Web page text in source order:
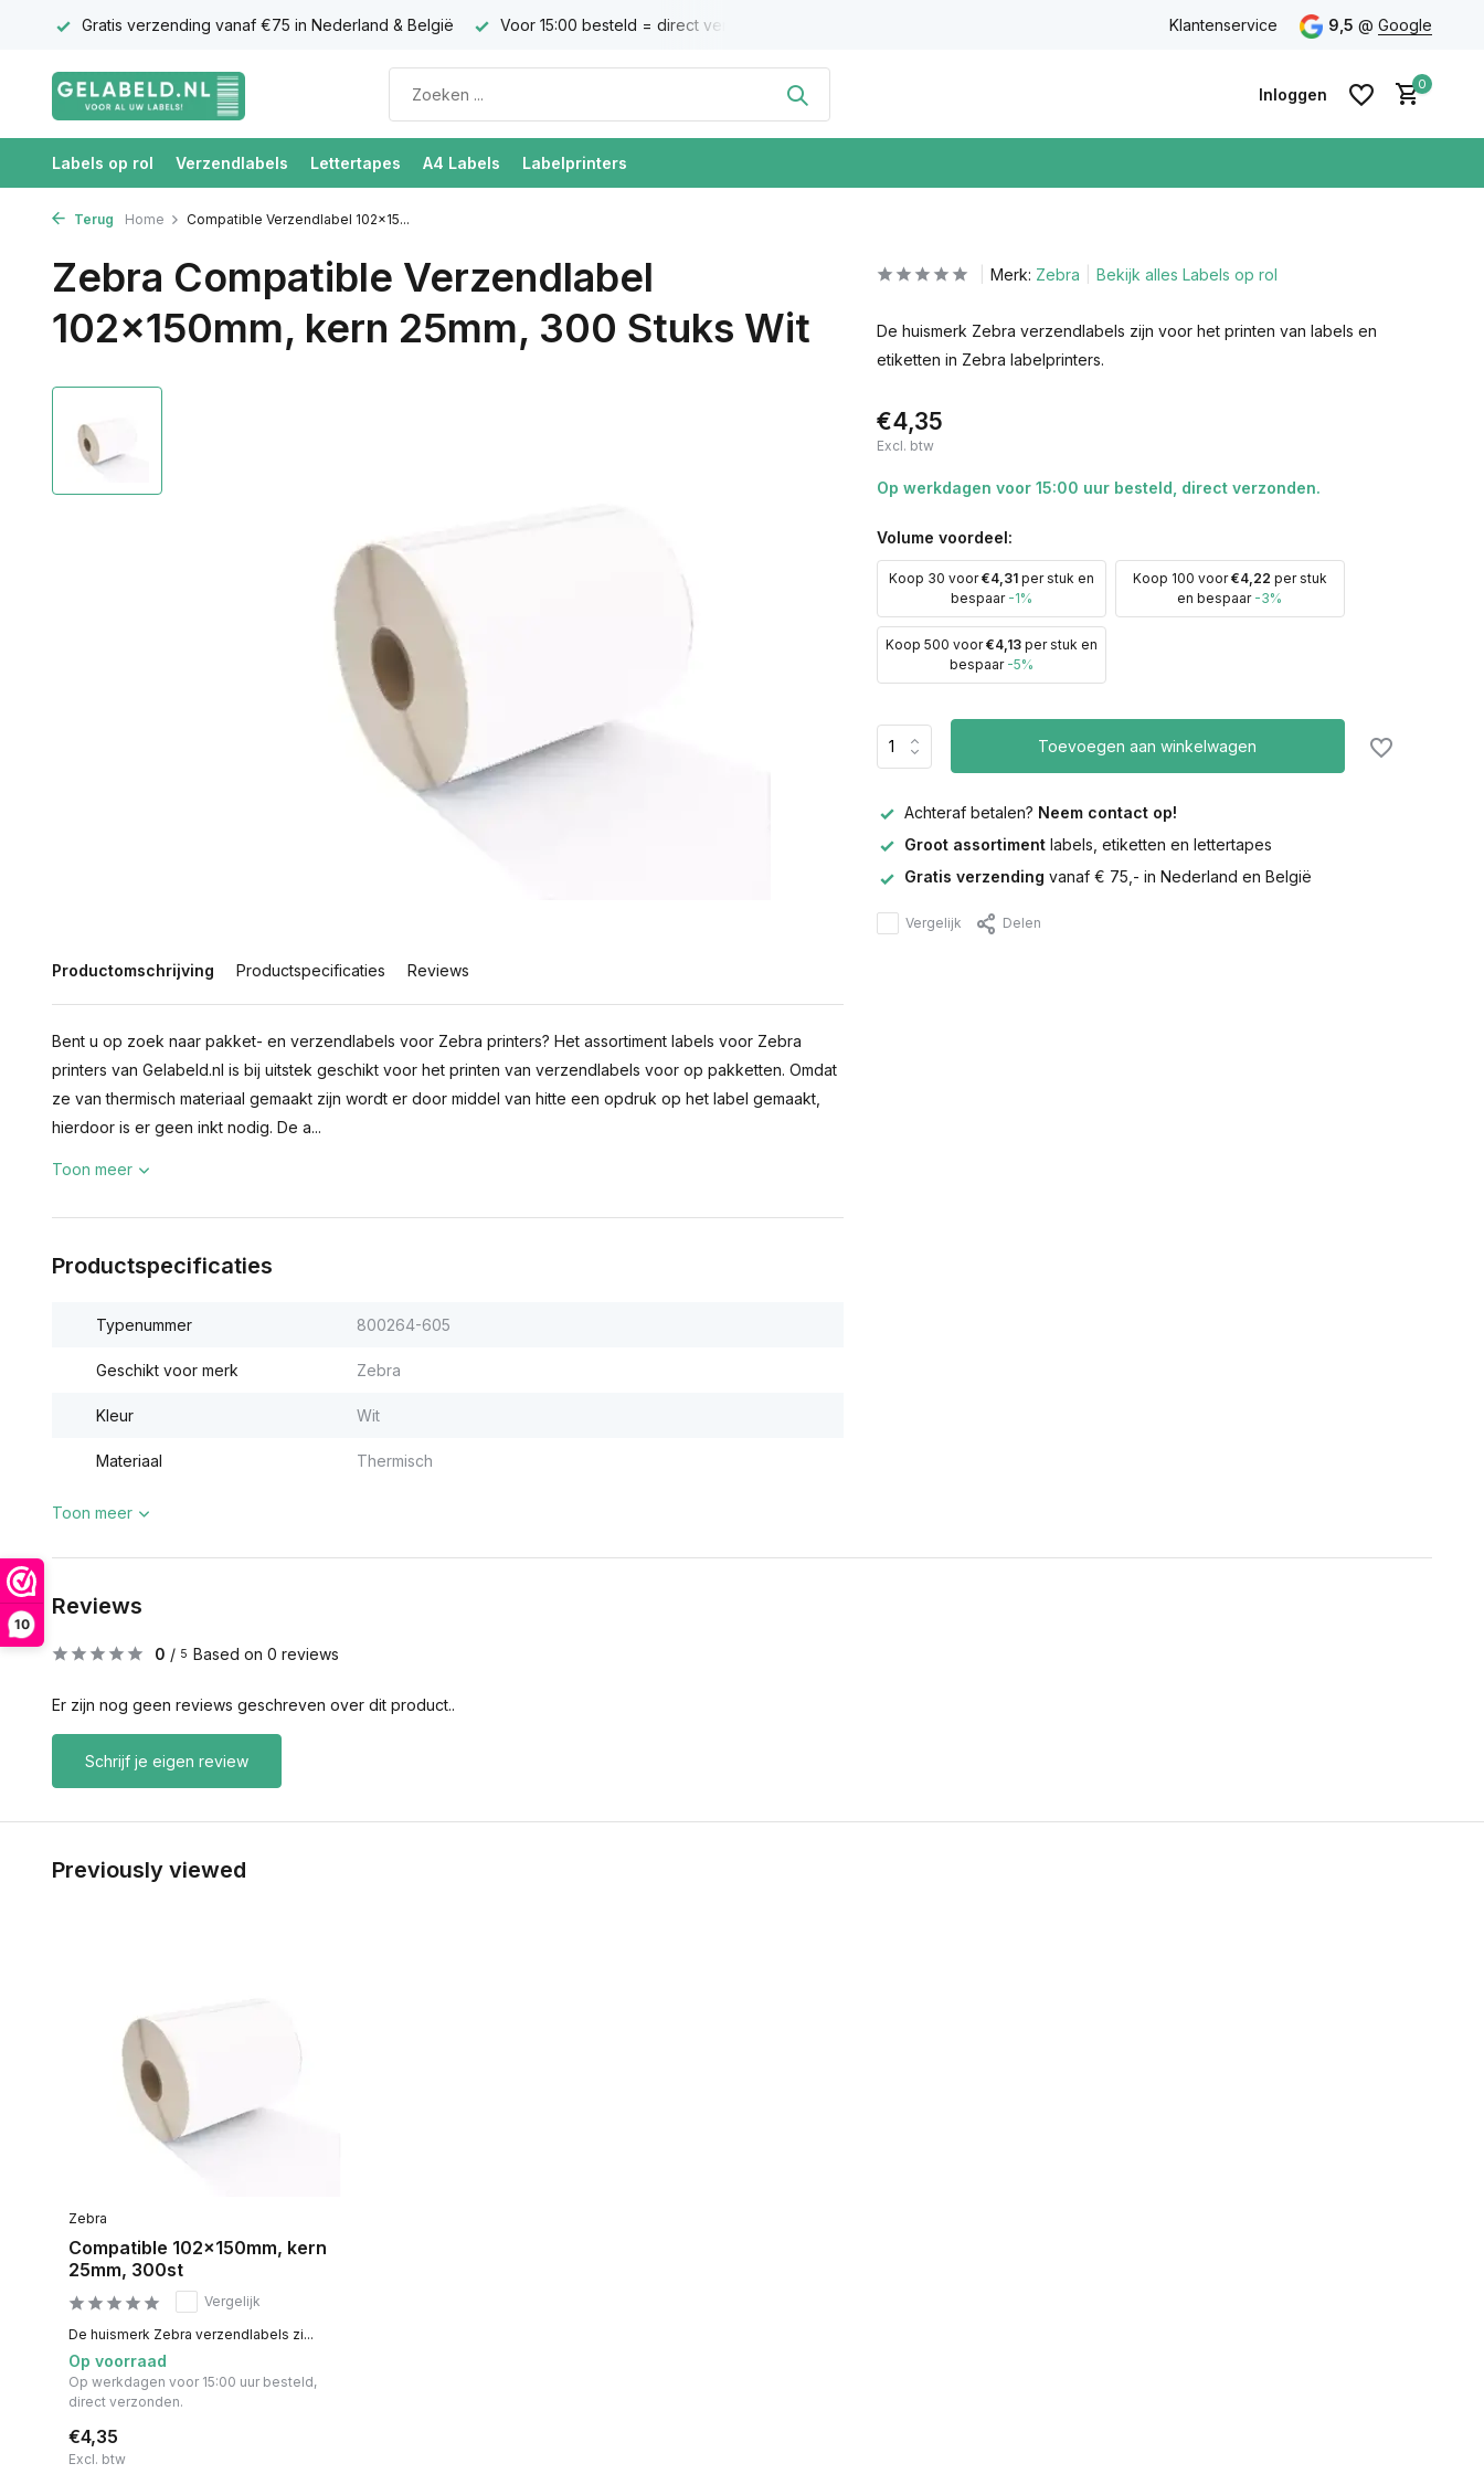
10
Gratis verzending vanaf €75 in Nederland & België Voor 15:00 besteld = direct verzonden Gratis verzending vanaf €75 in Nederland &
Klantenservice 9,5 @ Google
Inloggen
Account
Account
0
Labels op rol Verzendlabels Lettertapes A4 Labels Labelprinters
Terug Home Compatible Verzendlabel 102x15...
Zebra Compatible Verzendlabel
102x150mm, kern 25mm, 300 Stuks Wit
Productomschrijving Productspecificaties Reviews
Bent u op zoek naar pakket- en verzendlabels voor Zebra printers? Het assortiment labels voor Zebra
printers van Gelabeld.nl is bij uitstek geschikt voor het printen van verzendlabels voor op pakketten. Omdat
ze van thermisch materiaal gemaakt zijn wordt er door middel van hitte een opdruk op het label gemaakt,
hierdoor is er geen inkt nodig. De a...
Toon meer
Productspecificaties
Typenummer 800264-605
Geschikt voor merk Zebra
Kleur Wit
Materiaal Thermisch
Toon meer
Merk: Zebra Bekijk alles Labels op rol
De huismerk Zebra verzendlabels zijn voor het printen van labels en
etiketten in Zebra labelprinters.
€4,35
Excl. btw
Op werkdagen voor 15:00 uur besteld, direct verzonden.
Volume voordeel:
Koop 30 voor€4,31per stuk en
bespaar -1%
Koop 100 voor€4,22 per stuk
en bespaar -3%
Koop 500 voor€4,13per stuk en
bespaar -5%
Toevoegen aan winkelwagen
Achteraf betalen? Neem contact op!
Groot assortimentlabels, etiketten en lettertapes
Gratis verzending vanaf € 75,- in Nederland en België
Vergelijk Delen
Reviews
0 / 5 Based on 0 reviews
Er zijn nog geen reviews geschreven over dit product..
Schrijf je eigen review
Previously viewed
Zebra
Compatible 102x150mm, kern
25mm, 300st
Vergelijk
De huismerk Zebra verzendlabels zi...
Op voorraad
Op werkdagen voor 15:00 uur besteld,
direct verzonden.
€4,35
Excl. btw